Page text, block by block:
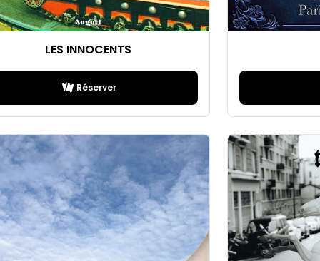
LES INNOCENTS
Réserver